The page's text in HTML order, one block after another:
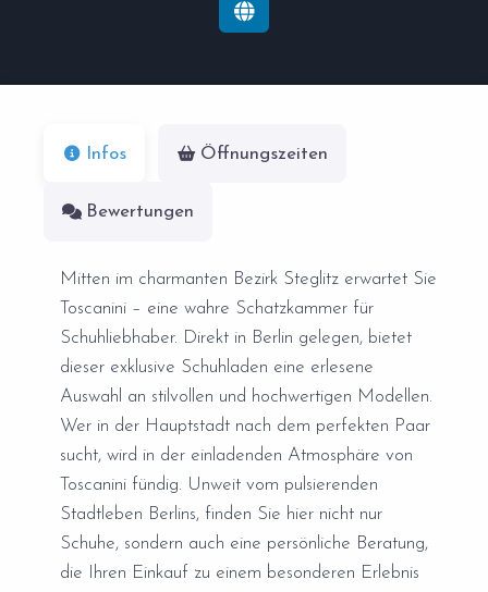
Infos Öffnungszeiten
Bewertungen
Mitten im charmanten Bezirk Steglitz erwartet Sie
Toscanini – eine wahre Schatzkammer für
Schuhliebhaber. Direkt in Berlin gelegen, bietet
dieser exklusive Schuhladen eine erlesene
Auswahl an stilvollen und hochwertigen Modellen.
Wer in der Hauptstadt nach dem perfekten Paar
sucht, wird in der einladenden Atmosphäre von
Toscanini fündig. Unweit vom pulsierenden
Stadtleben Berlins, finden Sie hier nicht nur
Schuhe, sondern auch eine persönliche Beratung,
die Ihren Einkauf zu einem besonderen Erlebnis